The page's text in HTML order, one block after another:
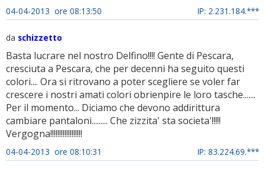
04-04-2013 ore 08:13:50 IP: 2.231.184.***
da schizzetto
Basta lucrare nel nostro Delfino!!!! Gente di Pescara,
cresciuta a Pescara, che per decenni ha seguito questi
colori.... Ora si ritrovano a poter scegliere se voler far
crescere i nostri amati colori obrienpire le loro tasche.......
Per il momento... Diciamo che devono addirittura
cambiare pantaloni......... Che zizzita' sta societa'!!!!!
Vergogna!!!!!!!!!!!!!!!!!!
04-04-2013 ore 08:10:31 IP: 83.224.69.***